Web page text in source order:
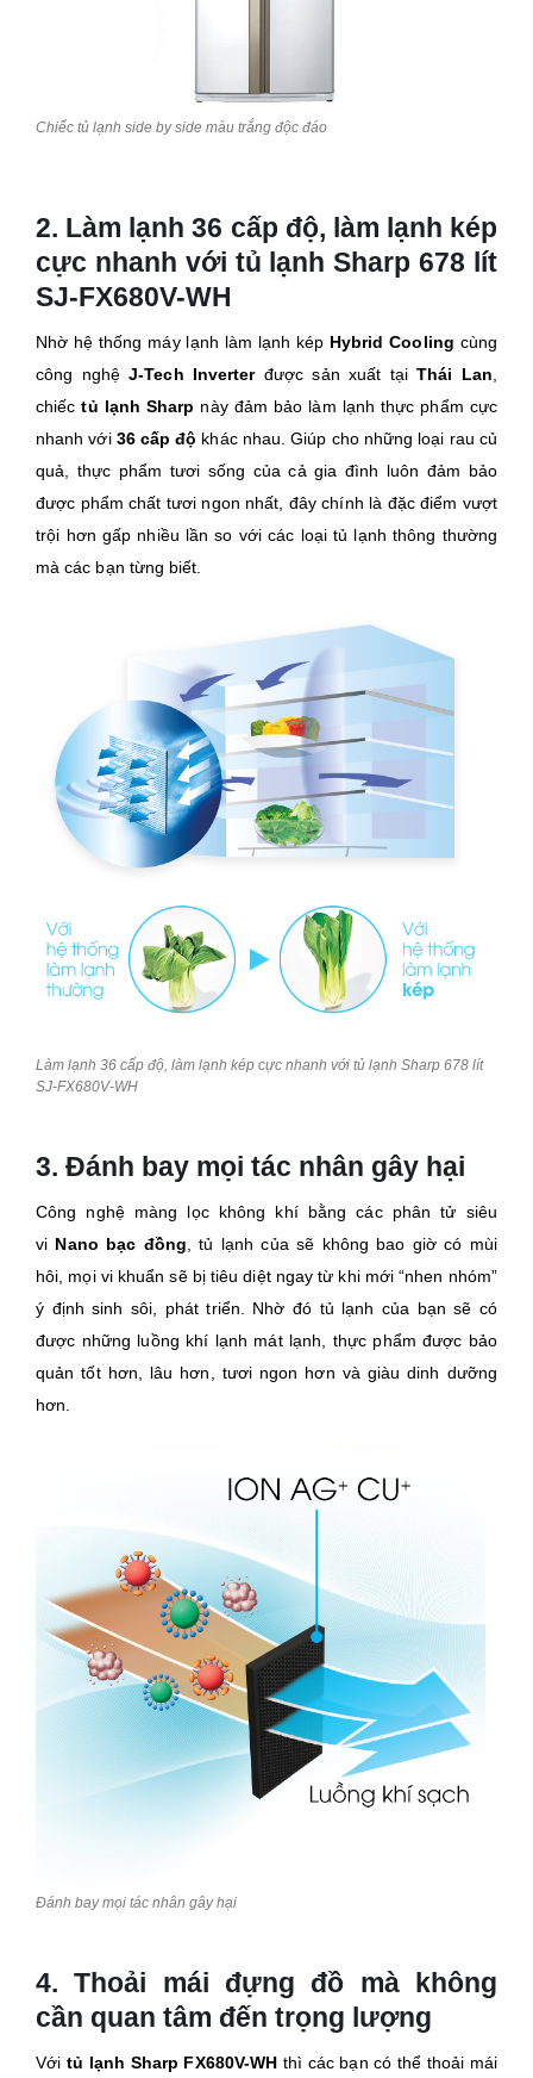
Chiếc tủ lạnh side by side màu trắng độc đáo
2. Làm lạnh 36 cấp độ, làm lạnh kép
cực nhanh với tủ lạnh Sharp 678 lít
SJ-FX680V-WH
Nhờ hệ thống máy lạnh làm lạnh kép Hybrid Cooling cùng
công nghệJ-Tech Inverterđược sản xuất tạiThái Lan
chiếctủ lạnh Sharp này đảm bảo làm lạnh thực phẩm cực
nhanh với 36 cấp độ khác nhau. Giúp cho những loại rau củ
quả, thực phẩm tươi sống của cả gia đình luôn đảm bảo
được phẩm chất tươi ngon nhất, đây chính là đặc điểm vượt
trội hơn gấp nhiều lần so với các loại tủ lạnh thông thường
mà các bạn từng biết.
Làm lạnh 36 cấp độ, làm lạnh kép cực nhanh với tủ lạnh Sharp 678 lít
SJ-FX680V-WH
3. Đánh bay mọi tác nhân gây hại
Công nghệ màng lọc không khí bằng các phân tử siêu
vi Nano bạc đồng , tủ lạnh của sẽ không bao giờ có mùi
hôi, mọi vi khuẩn sẽ bị tiêu diệt ngay từ khi mới “nhen nhóm”
ý định sinh sôi, phát triển. Nhờ đó tủ lạnh của bạn sẽ có
được những luồng khí lạnh mát lạnh, thực phẩm được bảo
quản tốt hơn, lâu hơn, tươi ngon hơn và giàu dinh dưỡng
hơn.
Đánh bay mọi tác nhân gây hại
4. Thoải mái đựng đồ mà không
cần quan tâm đến trọng lượng
Với tủ lạnh Sharp FX680V-WH thì các bạn có thể thoải mái